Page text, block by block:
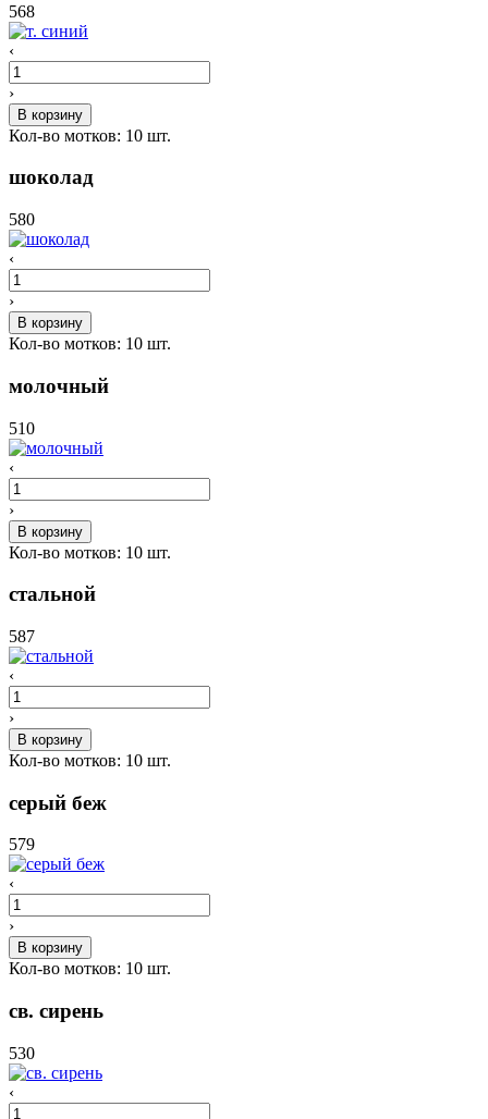
568
‹
›
В корзину
Кол-во мотков: 10 шт.
шоколад
580
‹
›
В корзину
Кол-во мотков: 10 шт.
молочный
510
‹
›
В корзину
Кол-во мотков: 10 шт.
стальной
587
‹
›
В корзину
Кол-во мотков: 10 шт.
серый беж
579
‹
›
В корзину
Кол-во мотков: 10 шт.
св. сирень
530
‹